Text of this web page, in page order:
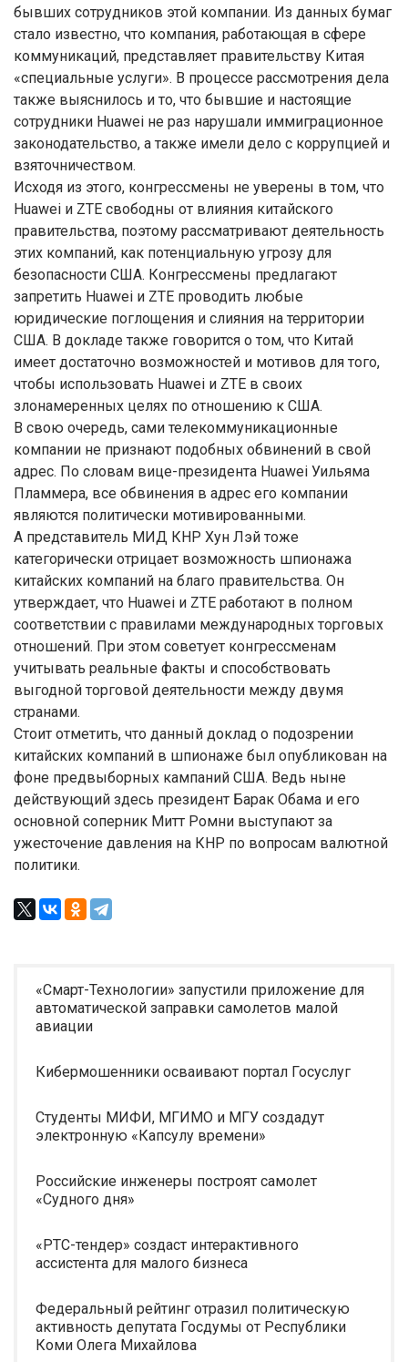
бывших сотрудников этой компании. Из данных бумаг
стало известно, что компания, работающая в сфере
коммуникаций, представляет правительству Китая
«специальные услуги». В процессе рассмотрения дела
также выяснилось и то, что бывшие и настоящие
сотрудники Huawei не раз нарушали иммиграционное
законодательство, а также имели дело с коррупцией и
взяточничеством.
Исходя из этого, конгрессмены не уверены в том, что
Huawei и ZTE свободны от влияния китайского
правительства, поэтому рассматривают деятельность
этих компаний, как потенциальную угрозу для
безопасности США. Конгрессмены предлагают
запретить Huawei и ZTE проводить любые
юридические поглощения и слияния на территории
США. В докладе также говорится о том, что Китай
имеет достаточно возможностей и мотивов для того,
чтобы использовать Huawei и ZTE в своих
злонамеренных целях по отношению к США.
В свою очередь, сами телекоммуникационные
компании не признают подобных обвинений в свой
адрес. По словам вице-президента Huawei Уильяма
Пламмера, все обвинения в адрес его компании
являются политически мотивированными.
А представитель МИД КНР Хун Лэй тоже
категорически отрицает возможность шпионажа
китайских компаний на благо правительства. Он
утверждает, что Huawei и ZTE работают в полном
соответствии с правилами международных торговых
отношений. При этом советует конгрессменам
учитывать реальные факты и способствовать
выгодной торговой деятельности между двумя
странами.
Стоит отметить, что данный доклад о подозрении
китайских компаний в шпионаже был опубликован на
фоне предвыборных кампаний США. Ведь ныне
действующий здесь президент Барак Обама и его
основной соперник Митт Ромни выступают за
ужесточение давления на КНР по вопросам валютной
политики.
«Смарт-Технологии» запустили приложение для
автоматической заправки самолетов малой
авиации
Кибермошенники осваивают портал Госуслуг
Студенты МИФИ, МГИМО и МГУ создадут
электронную «Капсулу времени»
Российские инженеры построят самолет
«Судного дня»
«РТС-тендер» создаст интерактивного
ассистента для малого бизнеса
Федеральный рейтинг отразил политическую
активность депутата Госдумы от Республики
Коми Олега Михайлова